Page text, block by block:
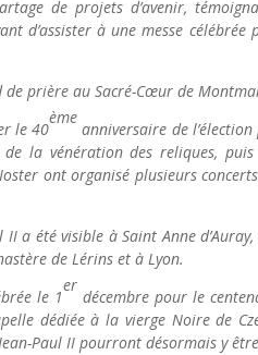
de projets d’avenir,
d’assister à une messe
de prière au Sacré-Cœur de
le 40
ème
anniversaire de
de la vénération des reliques,
ont organisé plusieurs
a été visible à Saint Anne d’Auray,
de Lérins et à Lyon.
le 1
er
décembre pour le
dédiée à la vierge Noire de
Paul II pourront désormais y